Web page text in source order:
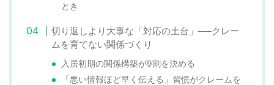
とき
切り返しより大事な「対応の土台」──クレー
ムを育てない関係づくり
入居初期の関係構築が9割を決める
「悪い情報ほど早く伝える」習慣がクレームを